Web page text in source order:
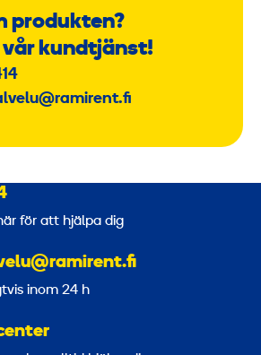
produkten?
kundtjänst!
för att hjälpa dig
inom 24 h